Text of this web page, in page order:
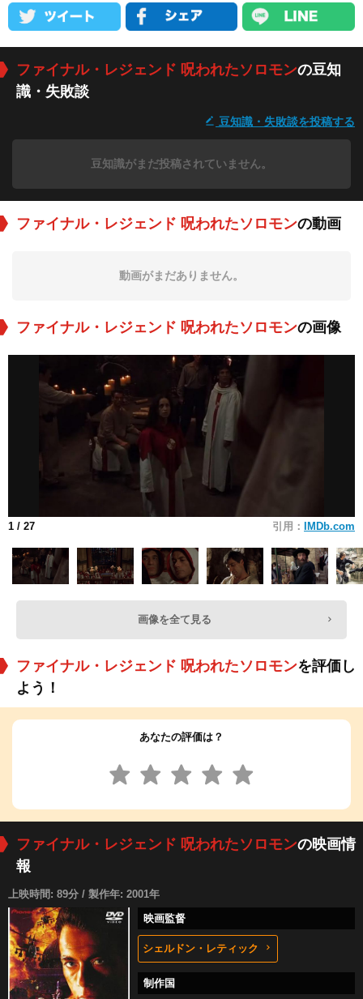
ファイナル・レジェンド 呪われたソロモンの豆知
識・失敗談
豆知識・失敗談を投稿する
豆知識がまだ投稿されていません。
ファイナル・レジェンド 呪われたソロモンの動画
動画がまだありません。
ファイナル・レジェンド 呪われたソロモンの画像
1 / 27 引用： IMDb.com
画像を全て見る
ファイナル・レジェンド 呪われたソロモンを評価し
よう！
あなたの評価は？
ファイナル・レジェンド 呪われたソロモンの映画情
報
上映時間: 89分 / 製作年: 2001年
映画監督
シェルドン・レティック
制作国